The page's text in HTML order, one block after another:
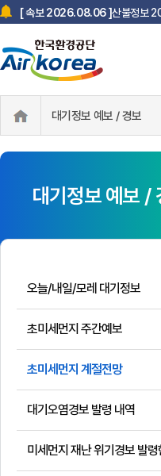
[ 속보 2026.08.06 ]산불정보
[ 속보 2025.07.18 ] 한국환경공
대기정보 예보 / 경보
대기정보 예보 /
오늘/내일/모레 대기정보
초미세먼지 주간예보
초미세먼지 계절전망
대기오염경보 발령 내역
미세먼지 재난 위기경보 발령